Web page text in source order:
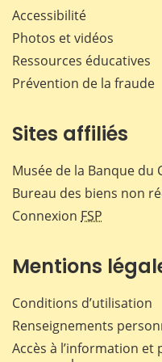
Accessibilité
Photos et vidéos
Ressources éducatives
Prévention de la fraude
Sites affiliés
Musée de la Banque du
Bureau des biens non
Connexion FSP
Mentions
Conditions d’utilisation
Renseignements
Accès à l’information